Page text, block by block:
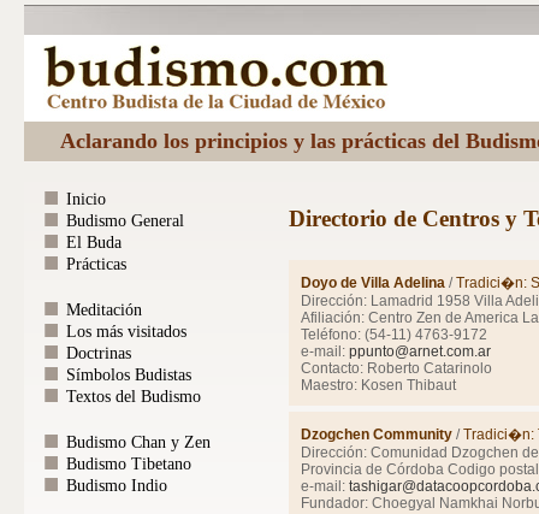
Aclarando los principios y las prácticas del
Directorio de Centros y
Doyo de Villa Adelina /Tradici�n:
Dirección: Lamadrid 1958 Villa
Afiliación: Centro Zen de America
Teléfono: (54-11) 4763-9172
e-mail: ppunto@arnet.com.ar
Contacto: Roberto Catarinolo
Maestro: Kosen Thibaut
Dzogchen Community /Tradici�n:
Dirección: Comunidad Dzogchen
Provincia de Córdoba Codigo
e-mail:
Fundador: Choegyal Namkhai
Inicio
Budismo General
El Buda
Prácticas
Meditación
Los más visitados
Doctrinas
Símbolos Budistas
Textos del Budismo
Budismo Chan y Zen
Budismo Tibetano
Budismo Indio